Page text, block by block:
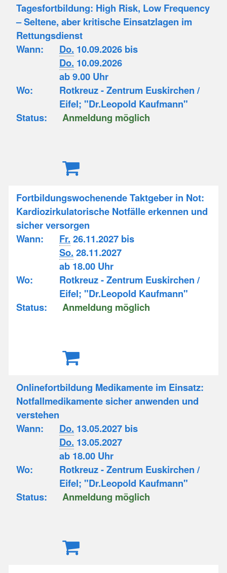
Tagesfortbildung: High Risk, Low Frequency
– Seltene, aber kritische Einsatzlagen im
Rettungsdienst
Wann:
Do. 10.09.2026 bis
Do. 10.09.2026
ab 9.00 Uhr
Wo:
Rotkreuz - Zentrum Euskirchen /
Eifel; "Dr.Leopold Kaufmann"
Status:
Anmeldung möglich
Fortbildungswochenende Taktgeber in Not:
Kardiozirkulatorische Notfälle erkennen und
sicher versorgen
Wann:
Fr. 26.11.2027 bis
So. 28.11.2027
ab 18.00 Uhr
Wo:
Rotkreuz - Zentrum Euskirchen /
Eifel; "Dr.Leopold Kaufmann"
Status:
Anmeldung möglich
Onlinefortbildung Medikamente im Einsatz:
Notfallmedikamente sicher anwenden und
verstehen
Wann:
Do. 13.05.2027 bis
Do. 13.05.2027
ab 18.00 Uhr
Wo:
Rotkreuz - Zentrum Euskirchen /
Eifel; "Dr.Leopold Kaufmann"
Status:
Anmeldung möglich